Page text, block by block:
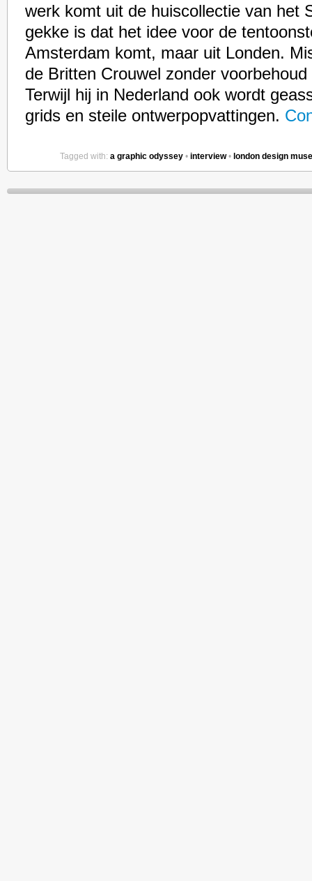
werk komt uit de huiscollectie van het
gekke is dat het idee voor de
Amsterdam komt, maar uit Londen.
de Britten Crouwel zonder
Terwijl hij in Nederland ook wordt
grids en steile ontwerpopvattingen.
Tagged with: a graphic odyssey • interview• london design